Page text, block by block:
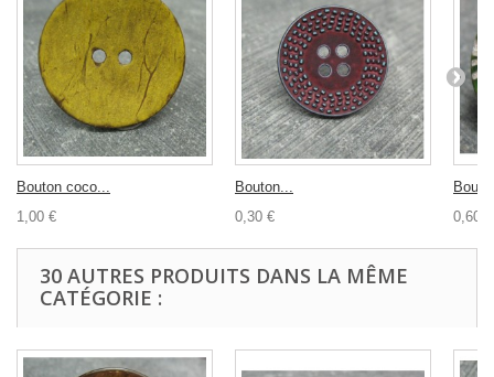
Bouton coco...
1,00 €
Bouton...
0,30 €
0,60 €
30 AUTRES PRODUITS DANS LA MÊME
CATÉGORIE :